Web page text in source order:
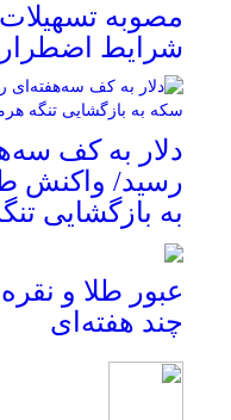
مصوبه
شرایط
دلار به کف
رسید/ واکنش
به بازگشایی
عبور طلا و
چند هفته‌ای